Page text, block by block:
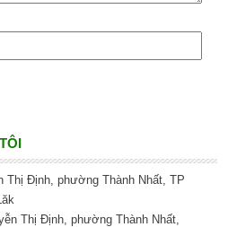
Thị Định, phường Thành Nhất, TP
Thị Định, phường Thành Nhất,